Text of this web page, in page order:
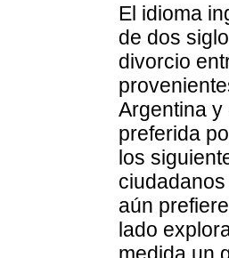
El idioma
de dos
divorcio
Argentina
preferida
los
aún
lado